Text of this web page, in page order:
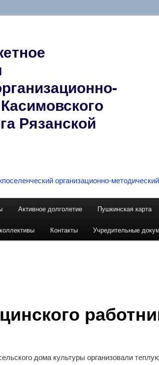
Рязанской
Активное долголетие Пушкинская карта
Контакты Учредительные
дома культуры организовали